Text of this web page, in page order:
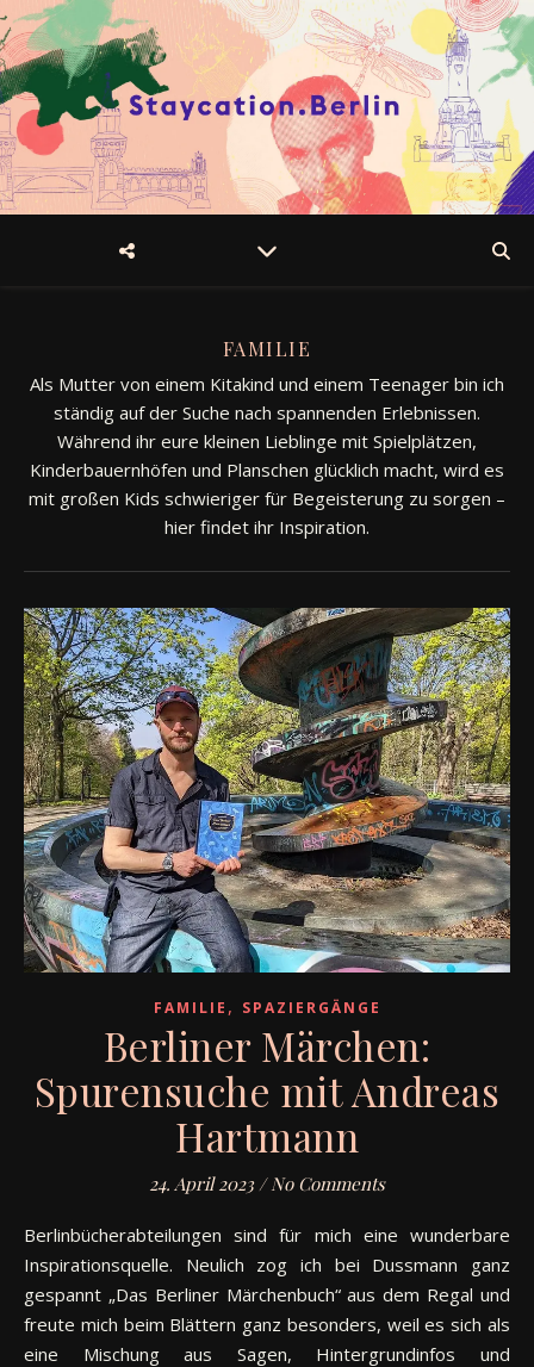
FAMILIE
Als Mutter von einem Kitakind und einem Teenager bin ich
ständig auf der Suche nach spannenden Erlebnissen.
Während ihr eure kleinen Lieblinge mit Spielplätzen,
Kinderbauernhöfen und Planschen glücklich macht, wird es
mit großen Kids schwieriger für Begeisterung zu sorgen –
hier findet ihr Inspiration.
FAMILIE , SPAZIERGÄNGE
Berliner Märchen:
Spurensuche mit Andreas
Hartmann
24. April 2023 / No Comments
Berlinbücherabteilungen sind für mich eine wunderbare
Inspirationsquelle. Neulich zog ich bei Dussmann ganz
gespannt „Das Berliner Märchenbuch“ aus dem Regal und
freute mich beim Blättern ganz besonders, weil es sich als
eine Mischung aus Sagen, Hintergrundinfos und